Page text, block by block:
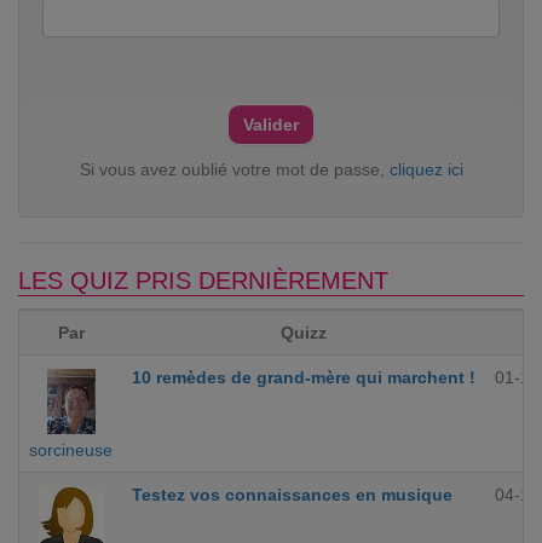
Si vous avez oublié votre mot de passe, cliquez ici
LES QUIZ PRIS DERNIÈREMENT
Par Quizz
sorcineuse
10 remèdes de grand-mère qui marchent ! 01-
Testez vos connaissances en musique 04-